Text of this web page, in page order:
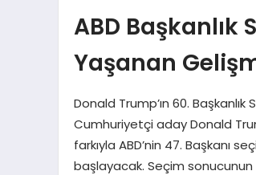
ABD Başkanlık
Yaşanan
Donald Trump’ın 60.
Cumhuriyetçi aday Donald
farkıyla ABD’nin 47. Başkanı
başlayacak. Seçim sonucunun